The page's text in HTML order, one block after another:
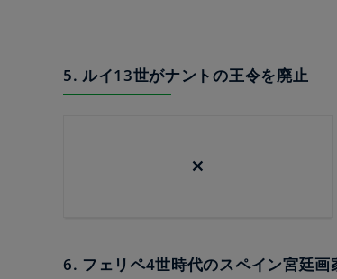
5. ルイ13世がナントの王令を廃止
×
6. フェリペ4世時代のスペイン宮廷画